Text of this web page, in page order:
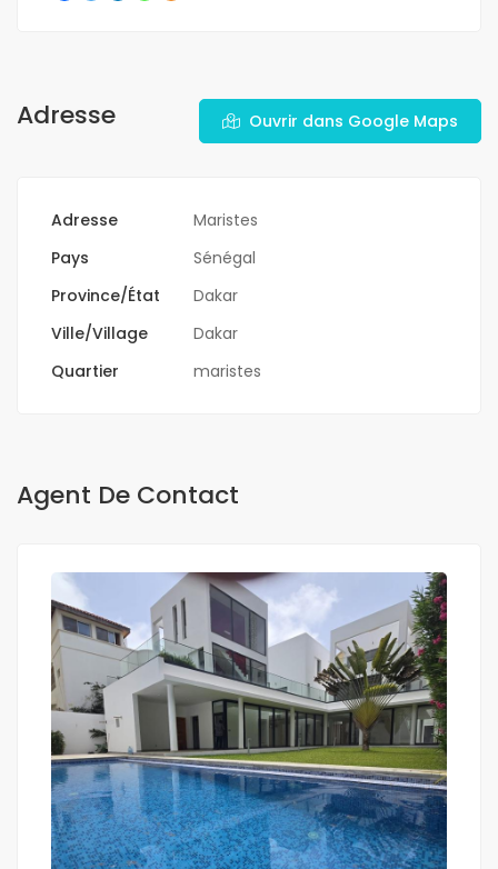
Adresse Ouvrir dans Google Maps
Adresse
Maristes
Pays
Sénégal
Province/État
Dakar
Ville/Village
Dakar
Quartier
maristes
Agent De Contact